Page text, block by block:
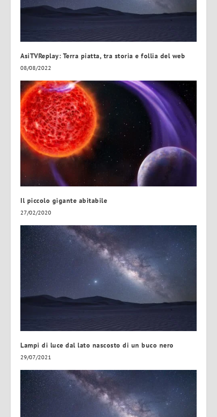
AsiTVReplay: Terra piatta, tra storia e follia del web
08/08/2022
Il piccolo gigante abitabile
27/02/2020
Lampi di luce dal lato nascosto di un buco nero
29/07/2021